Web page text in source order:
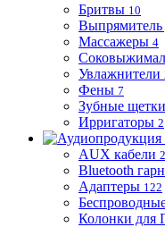
Бритвы 10
Выпрямитель
Массажеры 4
Увлажнители
Фены 7
Зубные щетки
Ирригаторы 2
AUX кабели
Bluetooth
Адаптеры 122
Колонки для